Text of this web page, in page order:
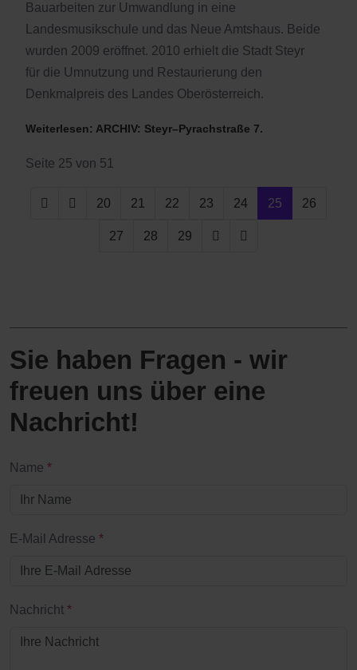
Bauarbeiten zur Umwandlung in eine
Landesmusikschule und das Neue Amtshaus. Beide
wurden 2009 eröffnet. 2010 erhielt die Stadt Steyr
für die Umnutzung und Restaurierung den
Denkmalpreis des Landes Oberösterreich.
Weiterlesen: ARCHIV: Steyr–Pyrachstraße 7.
Seite 25 von 51
20 21 22 23 24 25 26
27 28 29
Sie haben Fragen - wir
freuen uns über eine
Nachricht!
Name *
E-Mail Adresse *
Nachricht *